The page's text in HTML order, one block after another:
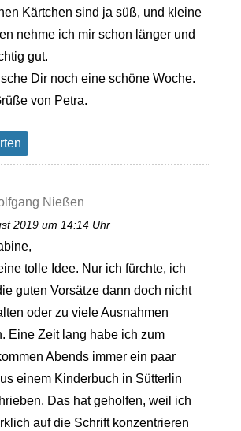
Kärtchen sind ja süß, und kleine
nehme ich mir schon länger und
gut.
Dir noch eine schöne Woche.
von Petra.
Nießen
2019 um 14:14 Uhr
tolle Idee. Nur ich fürchte, ich
guten Vorsätze dann doch nicht
oder zu viele Ausnahmen
Eine Zeit lang habe ich zum
Abends immer ein paar
einem Kinderbuch in Sütterlin
Das hat geholfen, weil ich
auf die Schrift konzentrieren